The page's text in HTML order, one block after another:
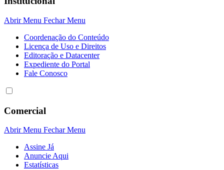
Abrir Menu Fechar Menu
Coordenação do Conteúdo
Licença de Uso e Direitos
Editoração e Datacenter
Expediente do Portal
Fale Conosco
Comercial
Abrir Menu Fechar Menu
Assine Já
Anuncie Aqui
Estatísticas